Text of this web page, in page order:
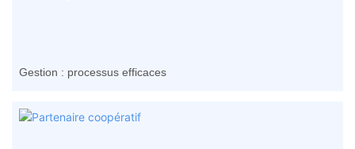
Gestion : processus efficaces